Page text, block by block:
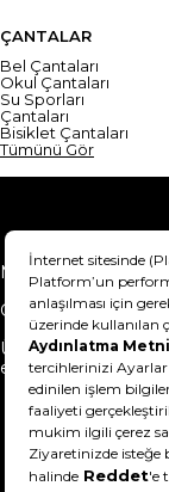
ÇANTALAR
Bel Çantaları
Okul Çantaları
Su Sporları
Çantaları
Bisiklet Çantaları
Tümünü Gör
Mesafeli Satış
Gizlilik Sözleşmesi
Ürünümü nasıl iade
edebilirim?